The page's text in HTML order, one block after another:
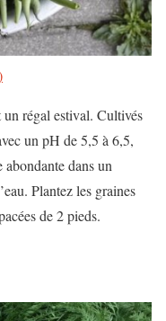
régal estival. Cultivés
un pH de 5,5 à 6,5,
dans un
Plantez les graines
de 2 pieds.